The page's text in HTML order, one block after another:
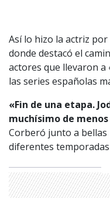
Así lo hizo la actriz por
donde destacó el
actores que llevaron a
las series españolas
«Fin de una etapa.
muchísimo de
Corberó junto a bellas
diferentes temporadas